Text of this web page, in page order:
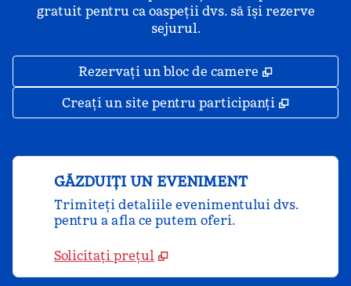
gratuit pentru ca oaspeții dvs. să își rezerve
sejurul.
Rezervați un bloc de camere ,
Creați un site pentru participanți ,
GĂZDUIȚI UN EVENIMENT
Trimiteți detaliile evenimentului dvs.
pentru a afla ce putem oferi.
Solicitați prețul